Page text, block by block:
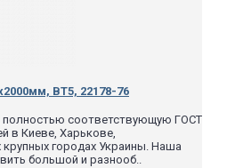
ВТ5, 22178-76
соответствующую ГОСТ
в Киеве, Харькове,
городах Украины. Наша
большой и разнооб..